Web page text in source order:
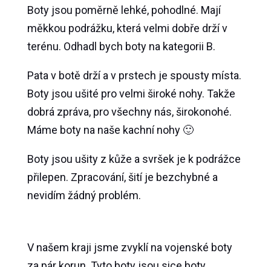
Boty jsou poměrně lehké, pohodlné. Mají
měkkou podrážku, která velmi dobře drží v
terénu. Odhadl bych boty na kategorii B.
Pata v botě drží a v prstech je spousty místa.
Boty jsou ušité pro velmi široké nohy. Takže
dobrá zpráva, pro všechny nás, širokonohé.
Máme boty na naše kachní nohy 🙂
Boty jsou ušity z kůže a svršek je k podrážce
přilepen. Zpracování, šití je bezchybné a
nevidím žádný problém.
V našem kraji jsme zvyklí na vojenské boty